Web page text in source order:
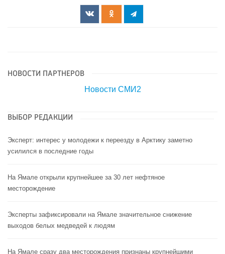
НОВОСТИ ПАРТНЕРОВ
Новости СМИ2
ВЫБОР РЕДАКЦИИ
Эксперт: интерес у молодежи к переезду в Арктику заметно
усилился в последние годы
На Ямале открыли крупнейшее за 30 лет нефтяное
месторождение
Эксперты зафиксировали на Ямале значительное снижение
выходов белых медведей к людям
На Ямале сразу два месторождения признаны крупнейшими